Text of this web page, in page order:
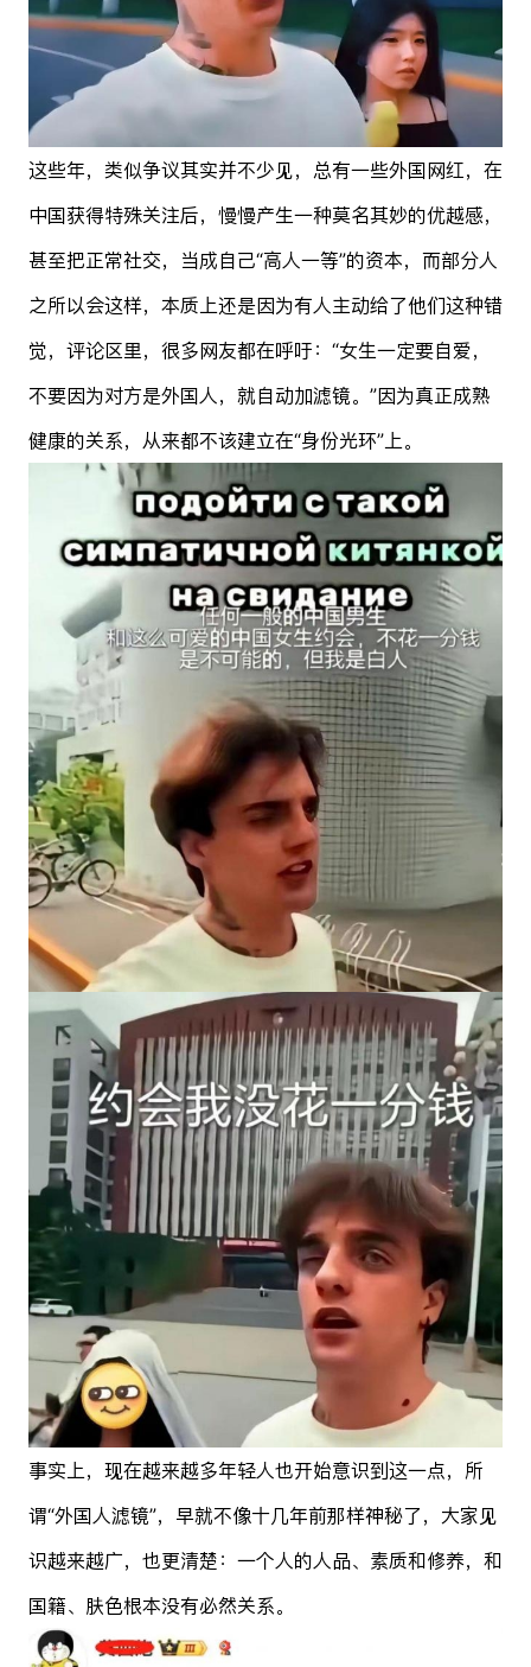
这些年，类似争议其实并不少见，总有一些外国网红，在
中国获得特殊关注后，慢慢产生一种莫名其妙的优越感，
甚至把正常社交，当成自己“高人一等”的资本，而部分人
之所以会这样，本质上还是因为有人主动给了他们这种错
觉，评论区里，很多网友都在呼吁：“女生一定要自爱，
不要因为对方是外国人，就自动加滤镜。”因为真正成熟
健康的关系，从来都不该建立在“身份光环”上。
事实上，现在越来越多年轻人也开始意识到这一点，所
谓“外国人滤镜”，早就不像十几年前那样神秘了，大家见
识越来越广，也更清楚：一个人的人品、素质和修养，和
国籍、肤色根本没有必然关系。